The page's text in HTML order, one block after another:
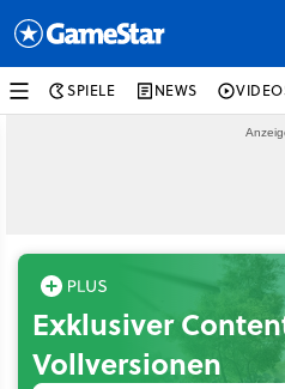
SPIELE NEWS
Exklusiver
Vollversionen